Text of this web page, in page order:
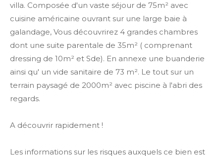
villa. Composée d'un vaste séjour de 75m² avec
cuisine américaine ouvrant sur une large baie à
galandage, Vous découvrirez 4 grandes chambres
dont une suite parentale de 35m² ( comprenant
dressing de 10m² et Sde). En annexe une buanderie
ainsi qu' un vide sanitaire de 73 m². Le tout sur un
terrain paysagé de 2000m² avec piscine à l'abri des
regards.
A découvrir rapidement !
Les informations sur les risques auxquels ce bien est